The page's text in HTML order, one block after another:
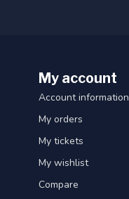
My account
Account information
My orders
My tickets
My wishlist
Compare